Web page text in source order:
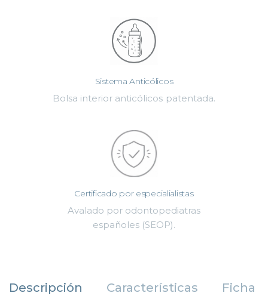
Sistema Anticólicos
Bolsa interior anticólicos patentada.
Certificado por especialialistas
Avalado por odontopediatras
españoles (SEOP).
Descripción Características Ficha